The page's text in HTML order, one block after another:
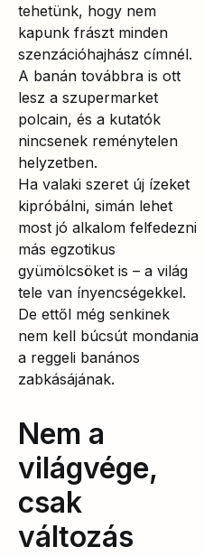
tehetünk, hogy nem
kapunk frászt minden
szenzációhajhász címnél.
A banán továbbra is ott
lesz a szupermarket
polcain, és a kutatók
nincsenek reménytelen
helyzetben.
Ha valaki szeret új ízeket
kipróbálni, simán lehet
most jó alkalom felfedezni
más egzotikus
gyümölcsöket is – a világ
tele van ínyencségekkel.
De ettől még senkinek
nem kell búcsút mondania
a reggeli banános
zabkásájának.
Nem a
világvége,
csak
változás